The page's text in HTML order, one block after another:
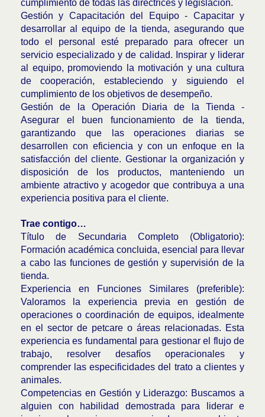
cumplimiento de todas las directrices y legislación.
Gestión y Capacitación del Equipo - Capacitar y
desarrollar al equipo de la tienda, asegurando que
todo el personal esté preparado para ofrecer un
servicio especializado y de calidad. Inspirar y liderar
al equipo, promoviendo la motivación y una cultura
de cooperación, estableciendo y siguiendo el
cumplimiento de los objetivos de desempeño.
Gestión de la Operación Diaria de la Tienda -
Asegurar el buen funcionamiento de la tienda,
garantizando que las operaciones diarias se
desarrollen con eficiencia y con un enfoque en la
satisfacción del cliente. Gestionar la organización y
disposición de los productos, manteniendo un
ambiente atractivo y acogedor que contribuya a una
experiencia positiva para el cliente.
Trae contigo…
Título de Secundaria Completo (Obligatorio):
Formación académica concluida, esencial para llevar
a cabo las funciones de gestión y supervisión de la
tienda.
Experiencia en Funciones Similares (preferible):
Valoramos la experiencia previa en gestión de
operaciones o coordinación de equipos, idealmente
en el sector de petcare o áreas relacionadas. Esta
experiencia es fundamental para gestionar el flujo de
trabajo, resolver desafíos operacionales y
comprender las especificidades del trato a clientes y
animales.
Competencias en Gestión y Liderazgo: Buscamos a
alguien con habilidad demostrada para liderar e